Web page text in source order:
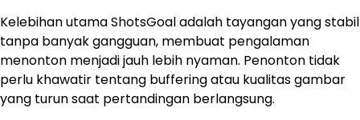
Kelebihan utama ShotsGoal adalah tayangan yang stabil
tanpa banyak gangguan, membuat pengalaman
menonton menjadi jauh lebih nyaman. Penonton tidak
perlu khawatir tentang buffering atau kualitas gambar
yang turun saat pertandingan berlangsung.